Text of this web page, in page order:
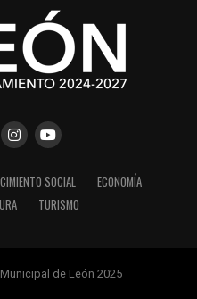
SOCIAL
ECONOMÍA
TURISMO
de León 2025